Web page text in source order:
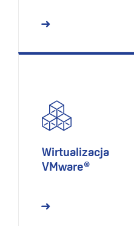
Wirtualizacja
VMware®